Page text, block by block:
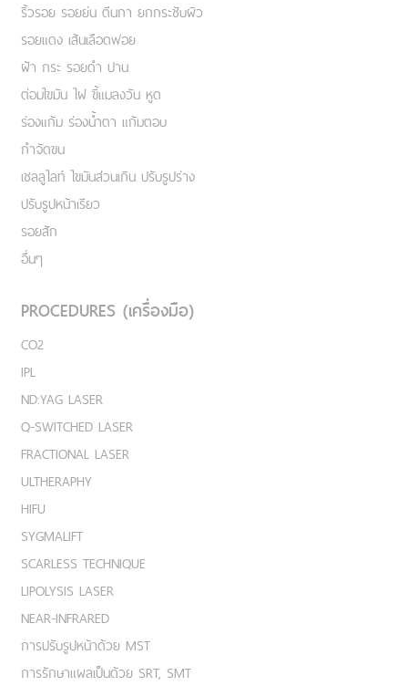
ริ้วรอย รอยย่น ตีนกา ยกกระชับผิว
รอยแดง เส้นเลือดฟอย
ฝ้า กระ รอยดำ ปาน
ต่อมไขมัน ไฝ ขี้แมลงวัน หูด
ร่องแก้ม ร่องน้ำตา แก้มตอบ
กำจัดขน
เชลลูไลท์ ไขมันส่วนเกิน ปรับรูปร่าง
ปรับรูปหน้าเรียว
รอยสัก
อื่นๆ
PROCEDURES (เครื่องมือ)
CO2
IPL
ND:YAG LASER
Q-SWITCHED LASER
FRACTIONAL LASER
ULTHERAPHY
HIFU
SYGMALIFT
SCARLESS TECHNIQUE
LIPOLYSIS LASER
NEAR-INFRARED
การปรับรูปหน้าด้วย MST
การรักษาแผลเป็นด้วย SRT, SMT